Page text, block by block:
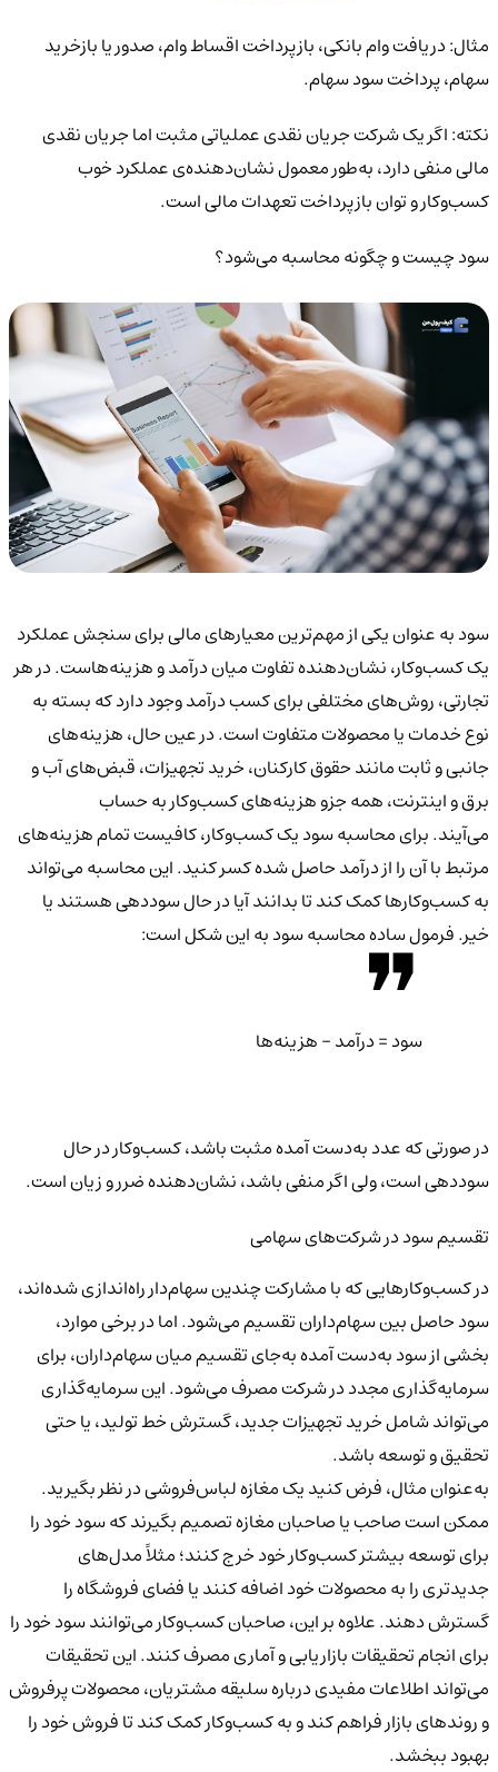
مثال:دریافت وام بانکی، بازپرداخت اقساط وام، صدور یا بازخرید
سهام، پرداخت سود سهام.
نکته:اگر یک شرکت جریان نقدی عملیاتی مثبت اما جریان نقدی
مالی منفی دارد، به‌طور معمول نشان‌دهنده‌ی عملکرد خوب
کسب‌وکار و توان بازپرداخت تعهدات مالی است.
سود چیست و چگونه محاسبه می‌شود؟
سود به عنوان یکی از مهم‌ترین معیارهای مالی برای سنجش عملکرد
یک کسب‌وکار، نشان‌دهنده تفاوت میان درآمد و هزینه‌هاست. در هر
تجارتی، روش‌های مختلفی برای کسب درآمد وجود دارد که بسته به
نوع خدمات یا محصولات متفاوت است. در عین حال، هزینه‌های
جانبی و ثابت مانند حقوق کارکنان، خرید تجهیزات، قبض‌های آب و
برق و اینترنت، همه جزو هزینه‌های کسب‌وکار به حساب
می‌آیند.برای محاسبه سود یک کسب‌وکار، کافیست تمام هزینه‌های
مرتبط با آن را از درآمد حاصل شده کسر کنید. این محاسبه می‌تواند
به کسب‌وکارها کمک کند تا بدانند آیا در حال سوددهی هستند یا
خیر. فرمول ساده محاسبه سود به این شکل است:
سود = درآمد – هزینه‌ها
در صورتی که عدد به‌دست آمده مثبت باشد، کسب‌وکار در حال
سوددهی است، ولی اگر منفی باشد، نشان‌دهنده ضرر و زیان است.
تقسیم سود در شرکت‌های سهامی
در کسب‌وکارهایی که با مشارکت چندین سهام‌دار راه‌اندازی شده‌اند،
سود حاصل بین سهام‌داران تقسیم می‌شود. اما در برخی موارد،
بخشی از سود به‌دست آمده به‌جای تقسیم میان سهام‌داران، برای
سرمایه‌گذاری مجدد در شرکت مصرف می‌شود. این سرمایه‌گذاری
می‌تواند شامل خرید تجهیزات جدید، گسترش خط تولید، یا حتی
تحقیق و توسعه باشد.
به‌عنوان مثال، فرض کنید یک مغازه لباس‌فروشی در نظر بگیرید.
ممکن است صاحب یا صاحبان مغازه تصمیم بگیرند که سود خود را
برای توسعه بیشتر کسب‌وکار خود خرج کنند؛ مثلاً مدل‌های
جدیدتری را به محصولات خود اضافه کنند یا فضای فروشگاه را
گسترش دهند. علاوه بر این، صاحبان کسب‌وکار می‌توانند سود خود را
برای انجام تحقیقات بازاریابی و آماری مصرف کنند. این تحقیقات
می‌تواند اطلاعات مفیدی درباره سلیقه مشتریان، محصولات پرفروش
و روندهای بازار فراهم کند و به کسب‌وکار کمک کند تا فروش خود را
بهبود ببخشد.